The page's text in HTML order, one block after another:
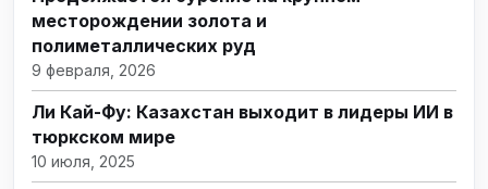
месторождении золота и
полиметаллических руд
9 февраля, 2026
Ли Кай-Фу: Казахстан выходит в лидеры ИИ в
тюркском мире
10 июля, 2025